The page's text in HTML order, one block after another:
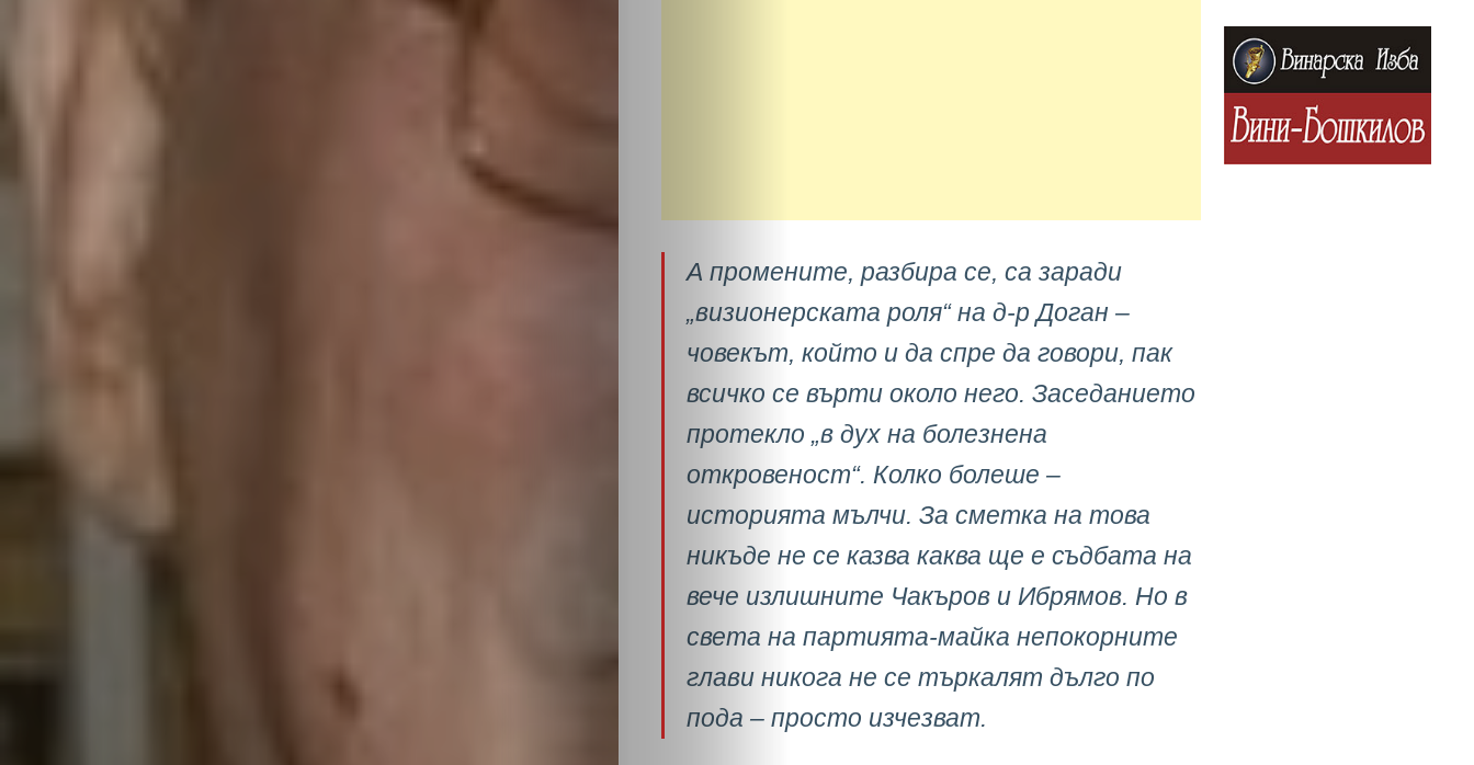
НАЧАЛО
Политика
Разследване
Спорт
Скандали
Култура
Светско
Крими
А промените, разбира се, са заради
„визионерската роля“ на д-р Доган –
човекът, който и да спре да говори, пак
всичко се върти около него. Заседанието
протекло „в дух на болезнена
откровеност“. Колко болеше –
историята мълчи. За сметка на това
никъде не се казва каква ще е съдбата на
вече излишните Чакъров и Ибрямов. Но в
света на партията-майка непокорните
глави никога не се търкалят дълго по
пода – просто изчезват.